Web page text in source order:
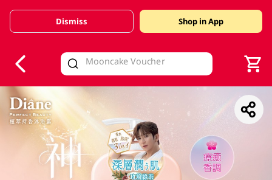
Valid Until 30 June 2026
Dismiss Shop in App